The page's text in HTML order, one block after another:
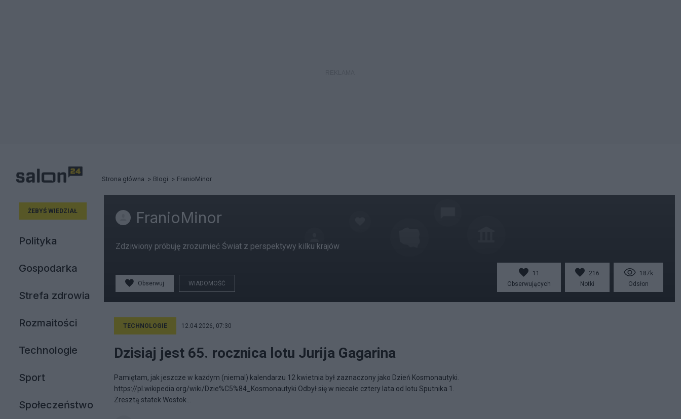
Strona główna Blogi FranioMinor
ŻEBYŚ WIEDZIAŁ
Polityka
Gospodarka
Strefa zdrowia
Rozmaitości
Technologie
Sport
Społeczeństwo
FranioMinor
Zdziwiony próbuję zrozumieć Świat z perspektywy kilku krajów
Obserwuj WIADOMOŚĆ
11
Obserwujących
216
Notki
187k
Odsłon
TECHNOLOGIE 12.04.2026, 07:30
Dzisiaj jest 65. rocznica lotu Jurija Gagarina
Pamiętam, jak jeszcze w każdym (niemal) kalendarzu 12 kwietnia był zaznaczony jako Dzień Kosmonautyki.
https://pl.wikipedia.org/wiki/Dzie%C5%84_Kosmonautyki Odbył się w niecałe cztery lata od lotu Sputnika 1.
Zresztą statek Wostok...